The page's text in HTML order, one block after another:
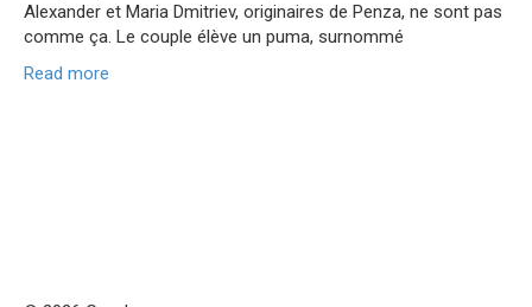
Alexander et Maria Dmitriev, originaires de Penza, ne sont pas
comme ça. Le couple élève un puma, surnommé
Read more